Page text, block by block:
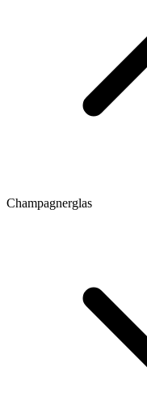
Champagnerglas